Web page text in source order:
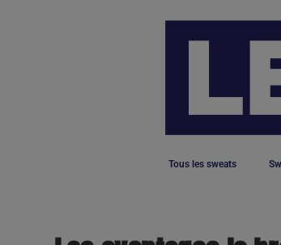
Tous les sweats